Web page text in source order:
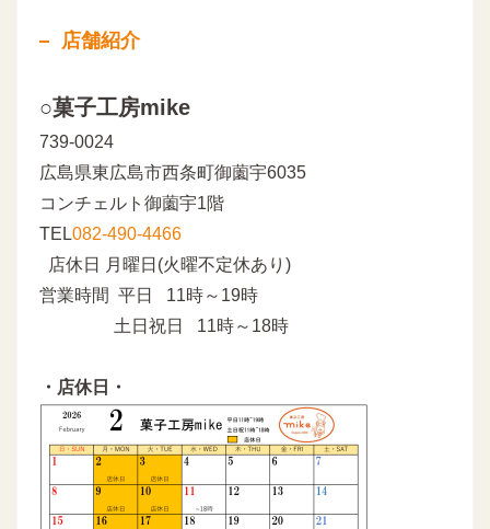
店舗紹介
○菓子工房mike
739-0024
広島県東広島市西条町御薗宇6035
コンチェルト御薗宇1階
TEL082-490-4466
店休日 月曜日(火曜不定休あり)
営業時間 平日 11時～19時
土日祝日 11時～18時
・店休日・